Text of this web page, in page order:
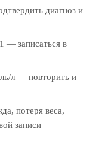
диагноз и
— записаться в
л — повторить и
потеря веса,
записи